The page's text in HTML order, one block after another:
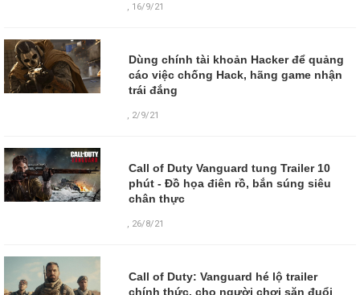
, 16/9/21
Dùng chính tài khoản Hacker để quảng
cáo việc chống Hack, hãng game nhận
trái đắng
, 2/9/21
Call of Duty Vanguard tung Trailer 10
phút - Đồ họa điên rồ, bắn súng siêu
chân thực
, 26/8/21
Call of Duty: Vanguard hé lộ trailer
chính thức, cho người chơi săn đuổi